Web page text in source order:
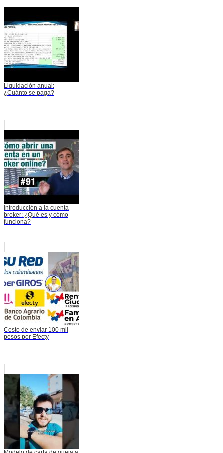
Liquidación anual:
¿Cuánto se paga?
Introducción a la cuenta
broker: ¿Qué es y cómo
funciona?
Costo de enviar 100 mil
pesos por Efecty